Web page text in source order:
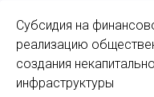
Субсидия на
реализацию
создания
инфраструктуры